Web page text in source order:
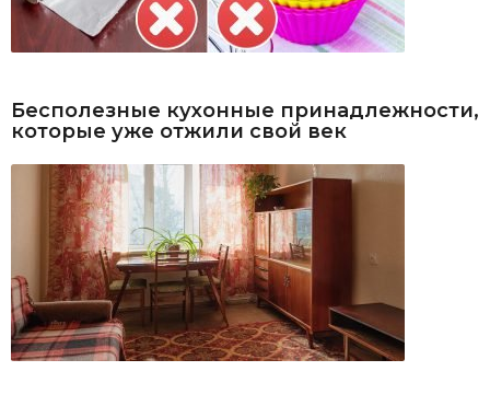
Бесполезные кухонные принадлежности,
которые уже отжили свой век